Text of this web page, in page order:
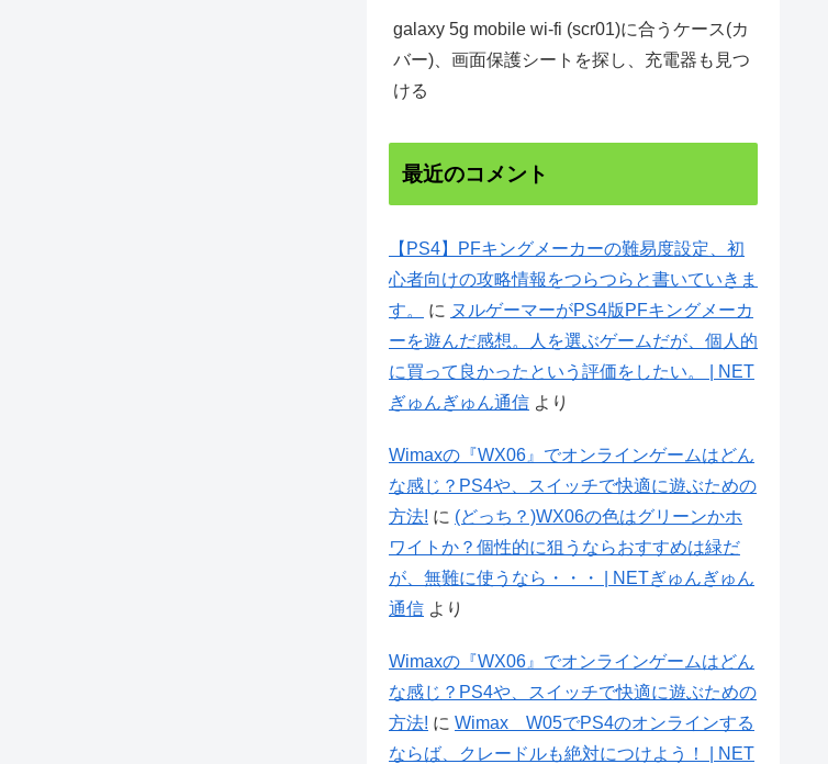
galaxy 5g mobile wi-fi (scr01)に合うケース(カ
バー)、画面保護シートを探し、充電器も見つ
ける
最近のコメント
【PS4】PFキングメーカーの難易度設定、初
心者向けの攻略情報をつらつらと書いていきま
す。
に ヌルゲーマーがPS4版PFキングメーカ
ーを遊んだ感想。人を選ぶゲームだが、個人的
に買って良かったという評価をしたい。 | NET
ぎゅんぎゅん通信 より
Wimaxの『WX06』でオンラインゲームはどん
な感じ？PS4や、スイッチで快適に遊ぶための
方法! に (どっち？)WX06の色はグリーンかホ
ワイトか？個性的に狙うならおすすめは緑だ
が、無難に使うなら・・・ | NETぎゅんぎゅん
通信 より
Wimaxの『WX06』でオンラインゲームはどん
な感じ？PS4や、スイッチで快適に遊ぶための
方法! に Wimax W05でPS4のオンラインする
ならば、クレードルも絶対につけよう！ | NET